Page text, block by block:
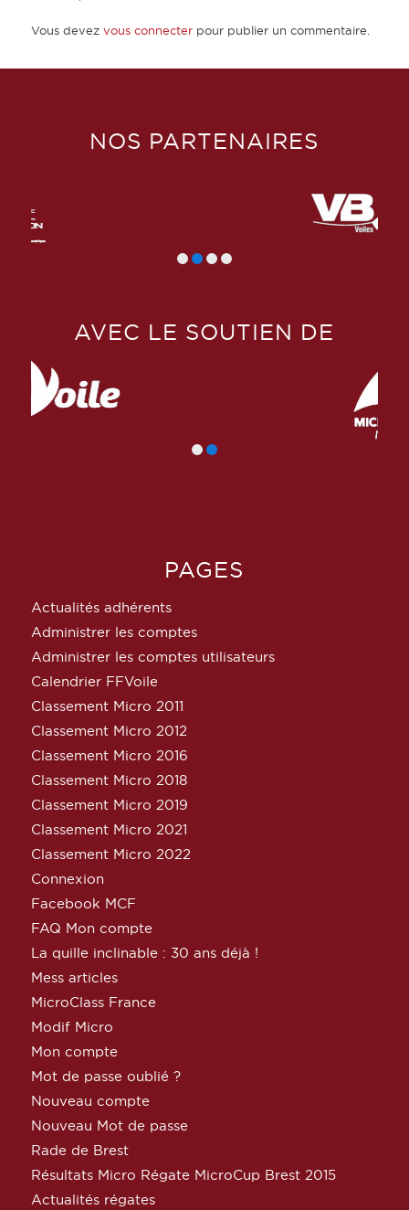
Vous devez vous connecterpour publier un commentaire.
NOS PARTENAIRES
AVEC LE SOUTIEN DE
PAGES
Actualités adhérents
Administrer les comptes
Administrer les comptes utilisateurs
Calendrier FFVoile
Classement Micro 2011
Classement Micro 2012
Classement Micro 2016
Classement Micro 2018
Classement Micro 2019
Classement Micro 2021
Classement Micro 2022
Connexion
Facebook MCF
FAQ Mon compte
La quille inclinable : 30 ans déjà !
Mess articles
MicroClass France
Modif Micro
Mon compte
Mot de passe oublié ?
Nouveau compte
Nouveau Mot de passe
Rade de Brest
Résultats Micro Régate MicroCup Brest 2015
Actualités régates